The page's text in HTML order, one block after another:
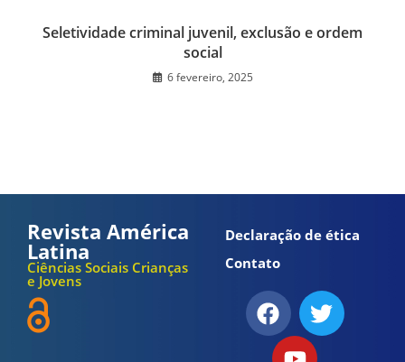
Seletividade criminal juvenil, exclusão e ordem
social
6 fevereiro, 2025
Revista América
Latina
Ciências Sociais Crianças
e Jovens
Declaração de ética
Contato